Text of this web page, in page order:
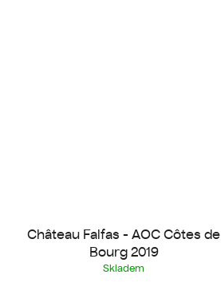
Château Falfas - AOC Côtes de
Bourg 2019
Skladem